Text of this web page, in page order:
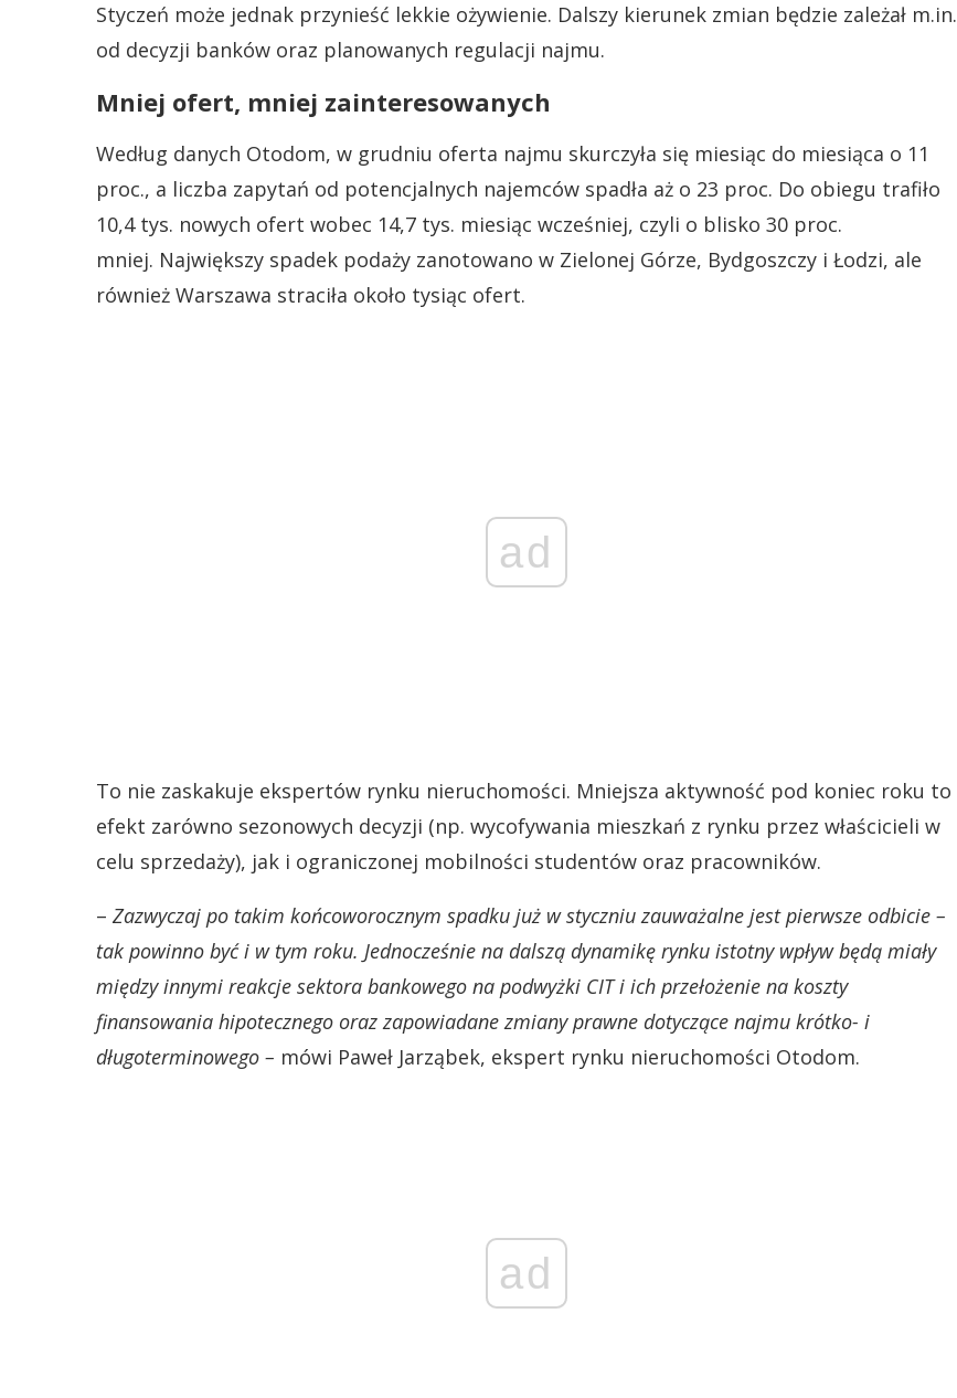
Styczeń może jednak przynieść lekkie ożywienie. Dalszy kierunek zmian będzie zależał m.in.
od decyzji banków oraz planowanych regulacji najmu.
Mniej ofert, mniej zainteresowanych
Według danych Otodom, w grudniu oferta najmu skurczyła się miesiąc do miesiąca o 11
proc., a liczba zapytań od potencjalnych najemców spadła aż o 23 proc. Do obiegu trafiło
10,4 tys. nowych ofert wobec 14,7 tys. miesiąc wcześniej, czyli o blisko 30 proc.
mniej. Największy spadek podaży zanotowano w Zielonej Górze, Bydgoszczy i Łodzi, ale
również Warszawa straciła około tysiąc ofert.
ad
To nie zaskakuje ekspertów rynku nieruchomości. Mniejsza aktywność pod koniec roku to
efekt zarówno sezonowych decyzji (np. wycofywania mieszkań z rynku przez właścicieli w
celu sprzedaży), jak i ograniczonej mobilności studentów oraz pracowników.
– Zazwyczaj po takim końcoworocznym spadku już w styczniu zauważalne jest pierwsze odbicie –
tak powinno być i w tym roku. Jednocześnie na dalszą dynamikę rynku istotny wpływ będą miały
między innymi reakcje sektora bankowego na podwyżki CIT i ich przełożenie na koszty
finansowania hipotecznego oraz zapowiadane zmiany prawne dotyczące najmu krótko- i
długoterminowego – mówi Paweł Jarząbek, ekspert rynku nieruchomości Otodom.
ad